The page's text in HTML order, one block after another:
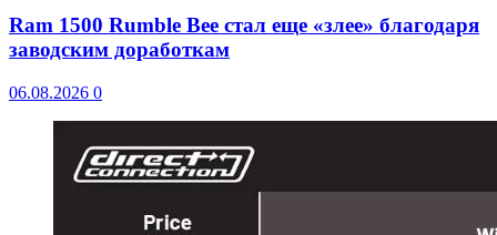
Ram 1500 Rumble Bee стал еще «злее» благодаря
заводским доработкам
06.08.2026 0